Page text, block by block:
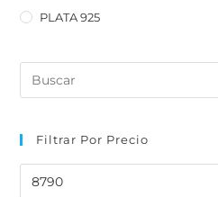
PLATA 925
Filtrar Por Precio